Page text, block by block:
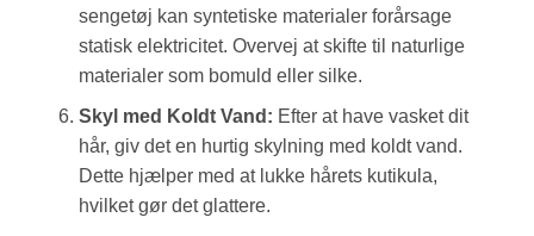
sengetøj kan syntetiske materialer forårsage
statisk elektricitet. Overvej at skifte til naturlige
materialer som bomuld eller silke.
Skyl med Koldt Vand: Efter at have vasket dit
hår, giv det en hurtig skylning med koldt vand.
Dette hjælper med at lukke hårets kutikula,
hvilket gør det glattere.